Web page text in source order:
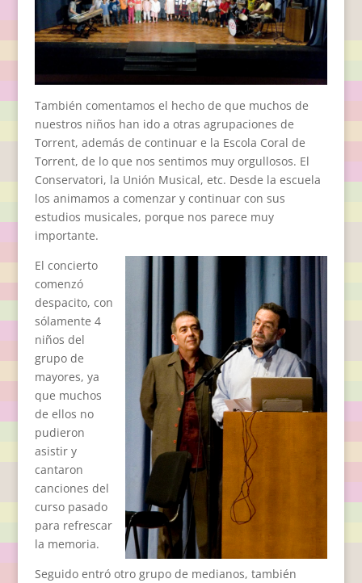
También comentamos el hecho de que muchos de
nuestros niños han ido a otras agrupaciones de
Torrent, además de continuar e la Escola Coral de
Torrent, de lo que nos sentimos muy orgullosos. El
Conservatori, la Unión Musical, etc. Desde la escuela
los animamos a comenzar y continuar con sus
estudios musicales, porque nos parece muy
importante.
El concierto
comenzó
despacito, con
sólamente 4
niños del
grupo de
mayores, ya
que muchos
de ellos no
pudieron
asistir y
cantaron
canciones del
curso pasado
para refrescar
la memoria.
Seguido entró otro grupo de medianos, también